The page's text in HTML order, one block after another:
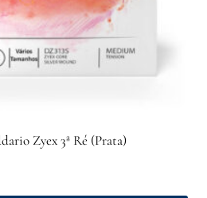
Zyex 3ª Ré (Prata)